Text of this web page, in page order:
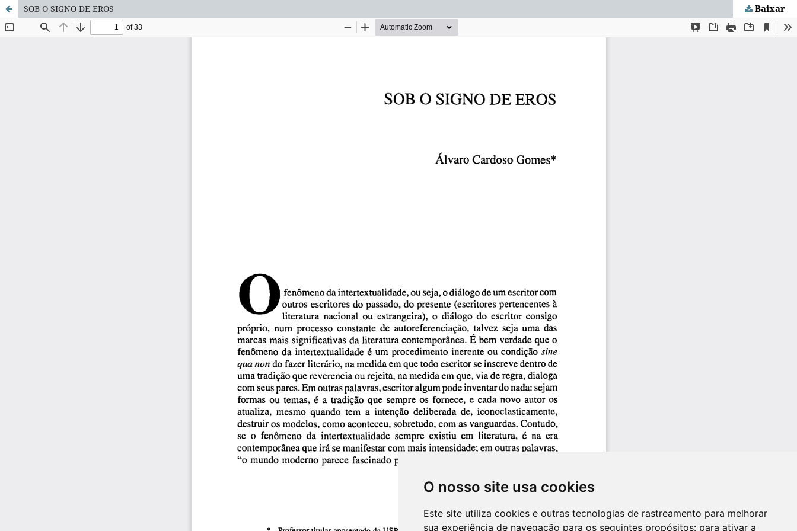
O nosso site usa cookies
Este site utiliza cookies e outras tecnologias de rastreamento para melhorar
sua experiência de navegação para os seguintes propósitos: para ativar a
SOB O SIGNO DE EROS Baixar